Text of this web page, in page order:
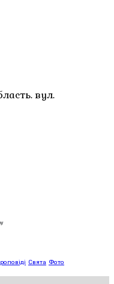
вул.
Свята Фото